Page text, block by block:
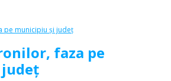
faza pe